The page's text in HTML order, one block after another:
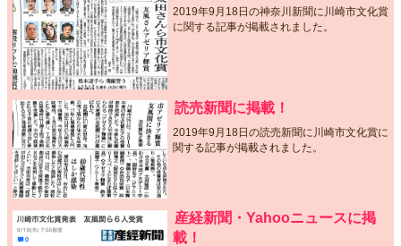
2019年9月18日の神奈川新聞に川崎市文化賞
に関する記事が掲載されました。
読売新聞に掲載！
2019年9月18日の読売新聞に川崎市文化賞に
関する記事が掲載されました。
産経新聞・Yahooニュースに掲
載！